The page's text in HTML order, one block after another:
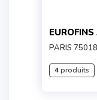
PARIS
4produits